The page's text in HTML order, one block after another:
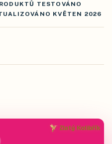
TESTOVÁNO
KVĚTEN 2026
Zlatý Kolibřík